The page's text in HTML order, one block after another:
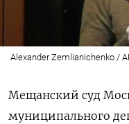
Alexander Zemlianichenko /
Мещанский суд
муниципального